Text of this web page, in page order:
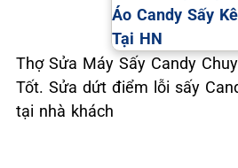
Thợ Sửa Máy Sấy Candy
Tốt. Sửa dứt điểm lỗi sấy
tại nhà khách